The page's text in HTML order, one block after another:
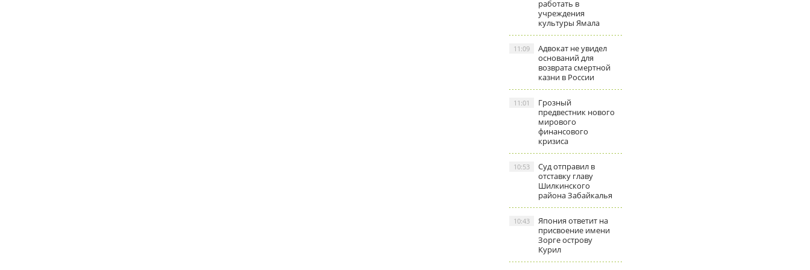
работать в
учреждения
культуры Ямала
Адвокат не увидел
оснований для
возврата смертной
казни в России
11:09
Грозный
предвестник нового
мирового
финансового
кризиса
11:01
Суд отправил в
отставку главу
Шилкинского
района Забайкалья
10:53
Япония ответит на
присвоение имени
Зорге острову
Курил
10:43